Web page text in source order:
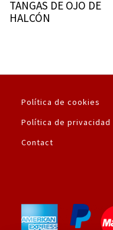
TANGAS DE OJO DE
HALCÓN
Política de cookies
Política de privacidad
Contact